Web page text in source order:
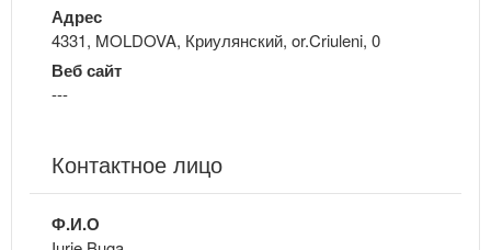
Адрес
4331, MOLDOVA, Криулянский, or.Criuleni, 0
Веб сайт
---
Контактное лицо
Ф.И.О